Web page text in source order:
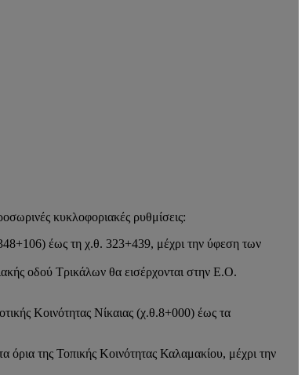
κυκλοφοριακές ρυθμίσεις:
έως τη χ.θ. 323+439, μέχρι την ύφεση των
οδού Τρικάλων θα εισέρχονται στην Ε.Ο.
Κοινότητας Νίκαιας (χ.θ.8+000) έως τα
της Τοπικής Κοινότητας Καλαμακίου, μέχρι την